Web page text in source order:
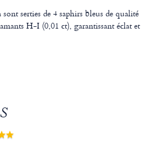
serties de 4 saphirs bleus de qualité
H-I (0,01 ct), garantissant éclat et